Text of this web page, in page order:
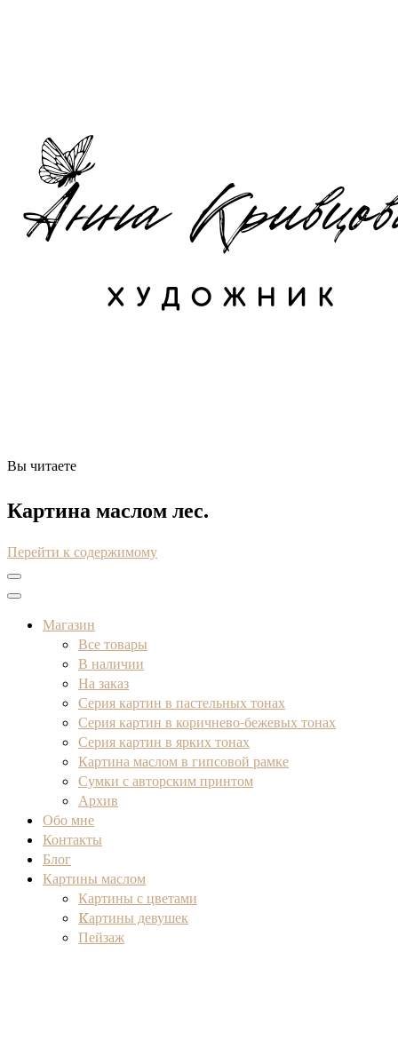
Вы читаете
Картина маслом лес.
Перейти к содержимому
Магазин
Все товары
В наличии
На заказ
Серия картин в пастельных тонах
Серия картин в коричнево-бежевых тонах
Серия картин в ярких тонах
Картина маслом в гипсовой рамке
Сумки с авторским принтом
Архив
Обо мне
Контакты
Блог
Картины маслом
Картины с цветами
Kартины девушек
Пейзаж